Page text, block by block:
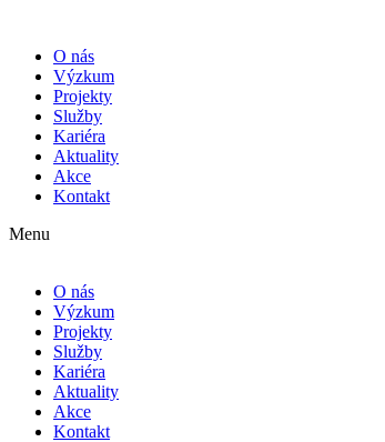
O nás
Výzkum
Projekty
Služby
Kariéra
Aktuality
Akce
Kontakt
Menu
O nás
Výzkum
Projekty
Služby
Kariéra
Aktuality
Akce
Kontakt